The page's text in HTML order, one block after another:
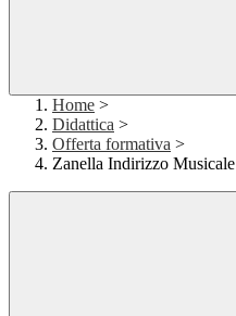
Home >
Didattica >
Offerta formativa >
Zanella Indirizzo Musicale